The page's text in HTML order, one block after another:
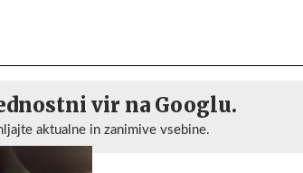
vir na Googlu.
aktualne in zanimive vsebine.